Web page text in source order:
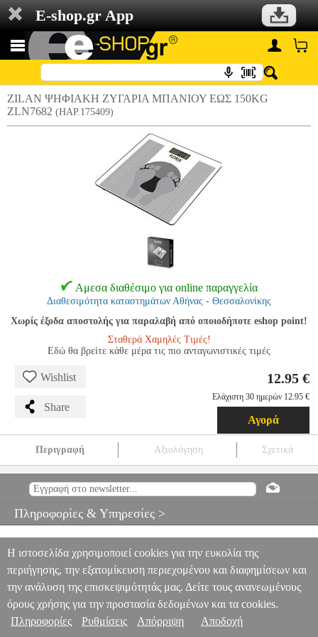
E-shop.gr App
ZILAN ΨΗΦΙΑΚΗ ΖΥΓΑΡΙΑ ΜΠΑΝΙΟΥ ΕΩΣ 150KG
ZLN7682 (HAP.175409)
Αμεσα διαθέσιμο για online παραγγελία
Διαθεσιμότητα καταστημάτων Αθήνας - Θεσσαλονίκης
Χωρίς έξοδα αποστολής για παραλαβή από οποιοδήποτε eshop point!
Σταθερά Χαμηλές Τιμές!
Εδώ θα βρείτε κάθε μέρα τις πιο ανταγωνιστικές τιμές
Wishlist
Share
12.95 €
Ελάχιστη 30 ημερών 12.95 €
Αγορά
Περιγραφή Αξιολόγηση Σχετικά
HAP.175409 HAP.175409 ZILAN
ΖΥΓΑΡΙΕΣ ΜΠΑΝΙΟΥ
12.95
Πληροφορίες & Υπηρεσίες >
Η ιστοσελίδα χρησιμοποιεί cookies για την ευκολία της
περιήγησης, την εξατομίκευση περιεχομένου και διαφημίσεων και
την ανάλυση της επισκεψιμότητάς μας. Δείτε τους ανανεωμένους
όρους χρήσης για την προστασία δεδομένων και τα cookies.
Πληροφορίες
Ρυθμίσεις Απόρριψη Αποδοχή